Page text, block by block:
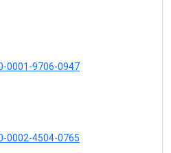
0001-9706-0947
0002-4504-0765